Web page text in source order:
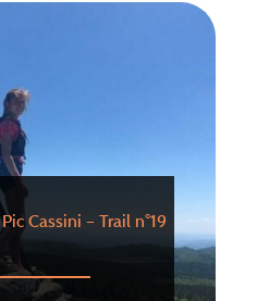
Cassini – Trail n°19